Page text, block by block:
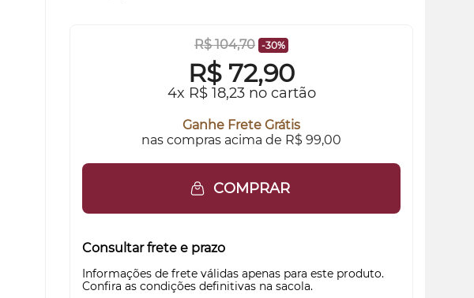
R$ 104,70 -30%
R$ 72,90
4x R$ 18,23 no cartão
Ganhe Frete Grátis
nas compras acima de R$ 99,00
COMPRAR
Consultar frete e prazo
Informações de frete válidas apenas para este produto.
Confira as condições definitivas na sacola.